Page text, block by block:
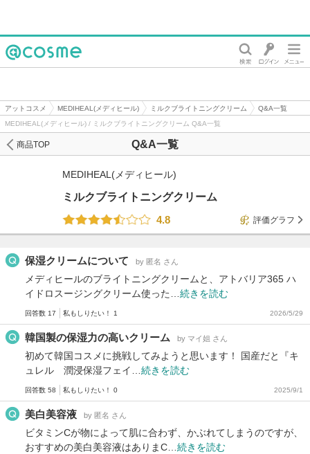
アットコスメ MEDIHEAL(メディヒール) ミルクブライトニングクリーム
Q&A一覧
MEDIHEAL(メディヒール) / ミルクブライトニングクリーム Q&A一覧
Q&A一覧
商品TOP
MEDIHEAL(メディヒール)
ミルクブライトニングクリーム
4.8
評価グラフ
保湿クリームについて by 匿名 さん
メディヒールのブライトニングクリームと、アトバリア365 ハ
イドロスージングクリーム使った… 続きを読む
回答数 17 私もしりたい！ 1 2026/5/29
韓国製の保湿力の高いクリーム by マイ姐 さん
初めて韓国コスメに挑戦してみようと思います！ 国産だと『キ
ュレル 潤浸保湿フェイ… 続きを読む
回答数 58 私もしりたい！ 0 2025/9/1
美白美容液 by 匿名 さん
ビタミンCが物によって肌に合わず、かぶれてしまうのですが、
おすすめの美白美容液はありまC… 続きを読む